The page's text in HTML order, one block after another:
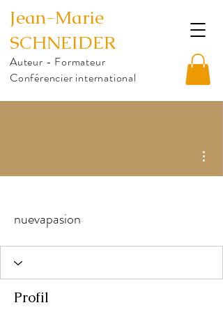
Jean-Marie
SCHNEIDER
Auteur - Formateur
Conférencier international
nuevapasion
Profil